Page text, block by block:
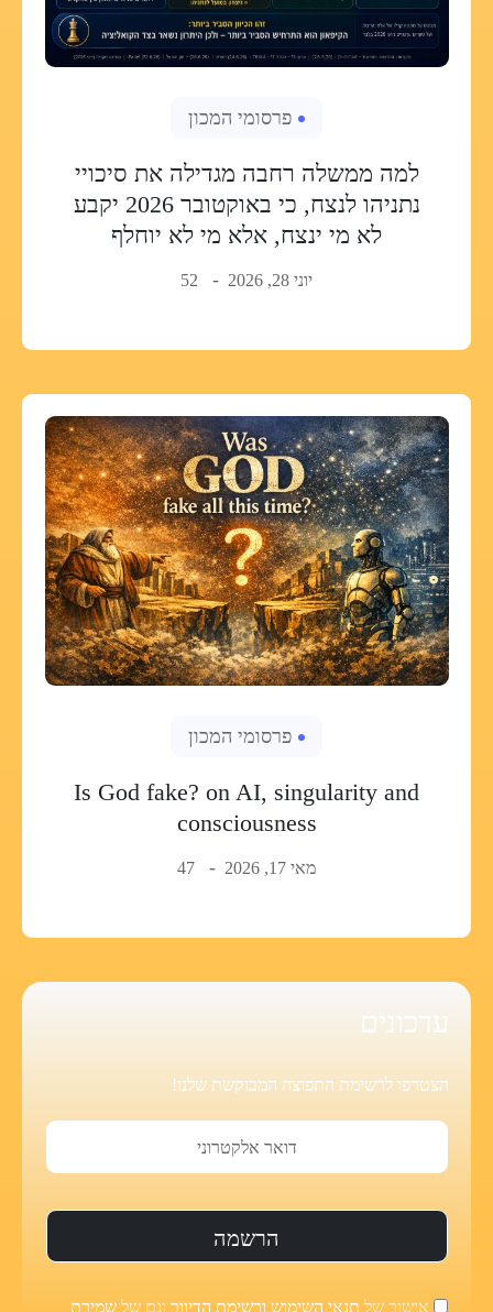
פרסומי המכון
למה ממשלה רחבה מגדילה את סיכויי
נתניהו לנצח, כי באוקטובר 2026 יקבע
לא מי ינצח, אלא מי לא יוחלף
יוני 28, 2026 52
פרסומי המכון
Is God fake? on AI, singularity and
consciousness
מאי 17, 2026 47
עדכונים
הצטרפו לרשימת התפוצה המבוקשת שלנו!
אישור של תנאי השימוש ורשימת הדיוור וגם שלשמירת